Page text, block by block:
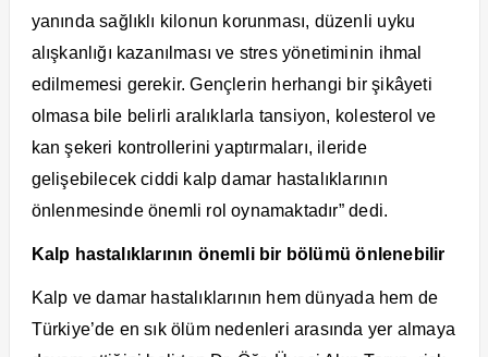
yanında sağlıklı kilonun korunması, düzenli uyku
alışkanlığı kazanılması ve stres yönetiminin ihmal
edilmemesi gerekir. Gençlerin herhangi bir şikâyeti
olmasa bile belirli aralıklarla tansiyon, kolesterol ve
kan şekeri kontrollerini yaptırmaları, ileride
gelişebilecek ciddi kalp damar hastalıklarının
önlenmesinde önemli rol oynamaktadır” dedi.
Kalp hastalıklarının önemli bir bölümü önlenebilir
Kalp ve damar hastalıklarının hem dünyada hem de
Türkiye’de en sık ölüm nedenleri arasında yer almaya